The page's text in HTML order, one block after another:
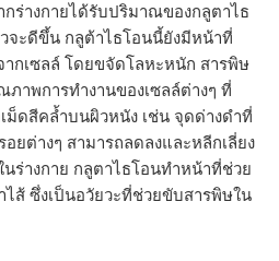
ร่างกายได้รับปริมาณของกลูตาไธ
ะดีขึ้น กลูต้าไธโอนนี้ยังมีหน้าที่
กเซลล์ โดยขจัดโลหะหนัก สารพิษ
าพการทำงานของเซลล์ต่างๆ ที่
เม็ดสีคล้ำบนผิวหนัง เช่น จุดด่างดำที่
ยต่างๆ สามารถลดลงและหลีกเลี่ยง
ร่างกาย กลูตาไธโอนทำหน้าที่ช่วย
ส้ ซึ่งเป็นอวัยวะที่ช่วยขับสารพิษใน